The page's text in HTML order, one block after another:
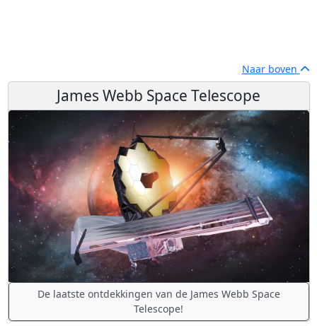
Naar boven
James Webb Space Telescope
De laatste ontdekkingen van de James Webb Space
Telescope!